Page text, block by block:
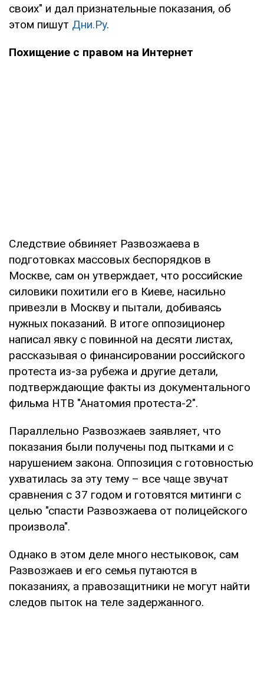
своих" и дал признательные показания, об
этом пишут Дни.Ру.
Похищение с правом на Интернет
Следствие обвиняет Развозжаева в
подготовках массовых беспорядков в
Москве, сам он утверждает, что российские
силовики похитили его в Киеве, насильно
привезли в Москву и пытали, добиваясь
нужных показаний. В итоге оппозиционер
написал явку с повинной на десяти листах,
рассказывая о финансировании российского
протеста из-за рубежа и другие детали,
подтверждающие факты из документального
фильма НТВ "Анатомия протеста-2".
Параллельно Развозжаев заявляет, что
показания были получены под пытками и с
нарушением закона. Оппозиция с готовностью
ухватилась за эту тему – все чаще звучат
сравнения с 37 годом и готовятся митинги с
целью "спасти Развозжаева от полицейского
произвола".
Однако в этом деле много нестыковок, сам
Развозжаев и его семья путаются в
показаниях, а правозащитники не могут найти
следов пыток на теле задержанного.